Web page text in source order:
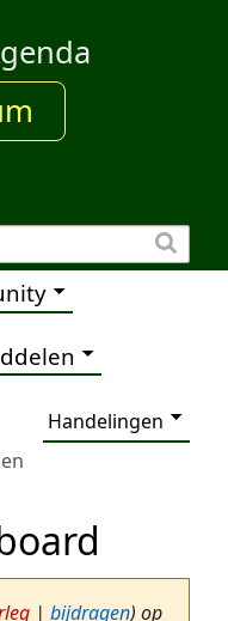
Handelingen
| bijdragen) op